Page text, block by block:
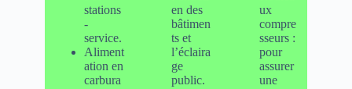
stations
-
service.
Aliment
ation en
carbura
en des
bâtimen
ts et
l’éclaira
ge
public.
ux
compre
sseurs :
pour
assurer
une